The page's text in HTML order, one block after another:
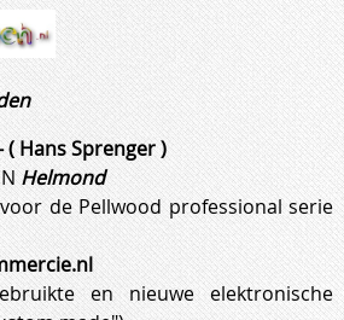
Hans Sprenger )
Helmond
de Pellwood professional serie
en nieuwe elektronische